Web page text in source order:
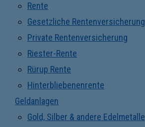
Rente
Gesetzliche Rentenversicherung
Private Rentenversicherung
Riester-Rente
Rürup Rente
Hinterbliebenenrente
Geldanlagen
Gold, Silber & andere Edelmetalle